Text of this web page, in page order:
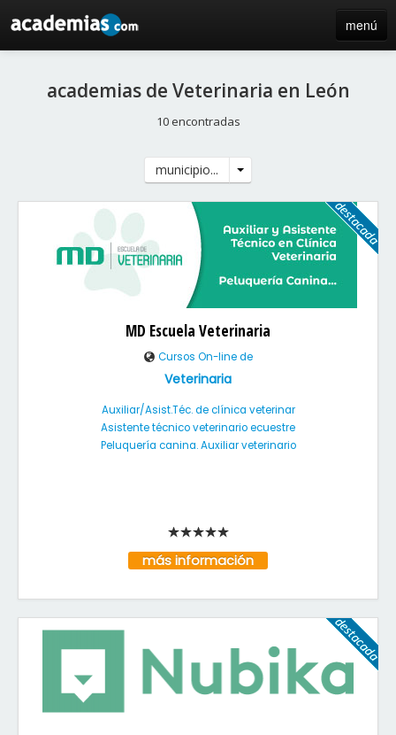
menú
blog
iniciar sesión / registro de centros
academias de Veterinaria en León
10 encontradas
municipio...
MD Escuela Veterinaria
Cursos On-line de
Veterinaria
Auxiliar/Asist.Téc. de clínica veterinar
Asistente técnico veterinario ecuestre
Peluquería canina. Auxiliar veterinario
más información